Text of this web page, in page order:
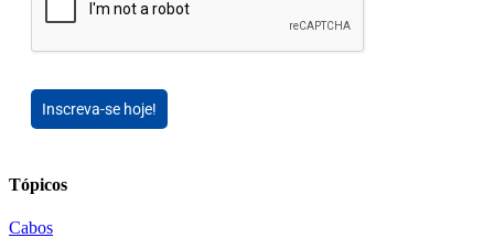
Inscreva-se hoje!
Tópicos
Cabos